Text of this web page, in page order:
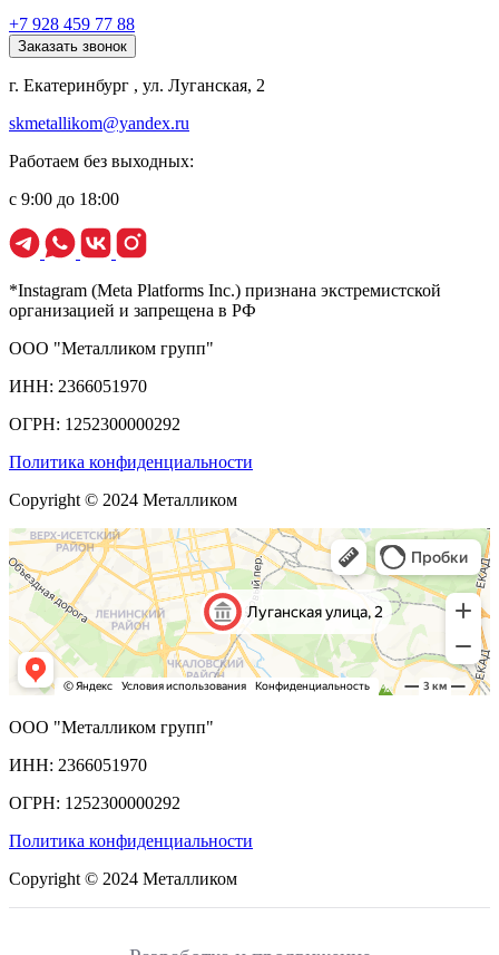
+7 928 459 77 88
Заказать звонок
г. Екатеринбург , ул. Луганская, 2
skmetallikom@yandex.ru
Работаем без выходных:
с 9:00 до 18:00
*Instagram (Meta Platforms Inc.) признана экстремистской
организацией и запрещена в РФ
ООО "Металликом групп"
ИНН: 2366051970
ОГРН: 1252300000292
Политика конфиденциальности
Copyright © 2024 Металликом
ООО "Металликом групп"
ИНН: 2366051970
ОГРН: 1252300000292
Политика конфиденциальности
Copyright © 2024 Металликом